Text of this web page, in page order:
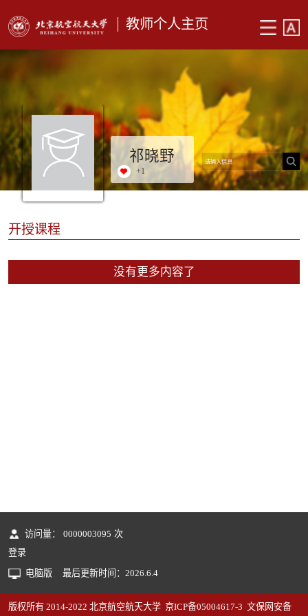
教师个人主页
祁晓野
+1
开授课程
没有更多内容了
访问量： 0000003095 次
登录
电脑版
最后更新时间： 2026 6 4
版权所有 2014-2022 北京航空航天大学 京ICP备05004617-3 文保网安备